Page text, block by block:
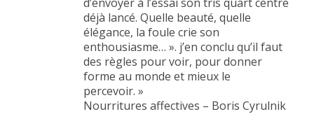
déjà lancé. Quelle beauté, quelle
élégance, la foule crie son
enthousiasme… ». j’en conclu qu’il faut
des règles pour voir, pour donner
forme au monde et mieux le
percevoir. »
Nourritures affectives – Boris Cyrulnik